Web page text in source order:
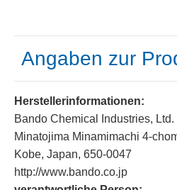
Angaben zur
Herstellerinformationen:
Bando Chemical Industries, Ltd.
Minatojima Minamimachi 4-
Kobe, Japan, 650-0047
http://www.bando.co.jp